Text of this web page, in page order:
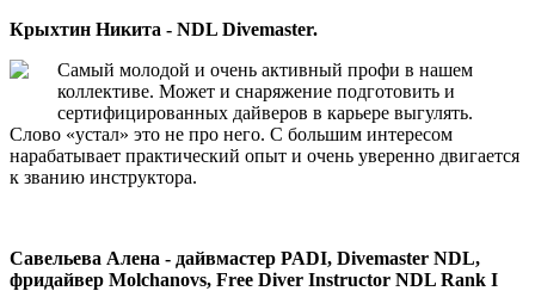
Крыхтин Никита - NDL Divemaster.
Cамый молодой и очень активный профи в нашем
коллективе. Может и снаряжение подготовить и
сертифицированных дайверов в карьере выгулять.
Слово «устал» это не про него. С большим интересом
нарабатывает практический опыт и очень уверенно двигается
к званию инструктора.
Савельева Алена - дайвмастер PADI, Divemaster NDL,
фридайвер Molchanovs, Free Diver Instructor NDL Rank I